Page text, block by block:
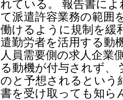
れている。 報告書に
て派遣許容業務の範囲
働けるように規制を緩
遣勤労者を活用する動
人員需要側の求人企業
る動機が付与されず、
のと予想されるという
書を受け取っても知ら